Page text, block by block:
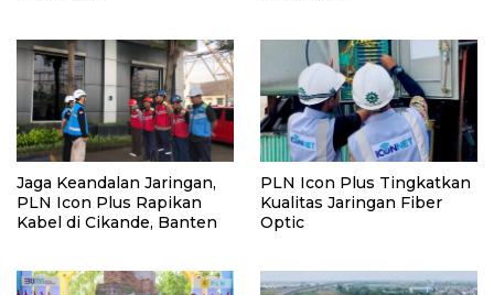
Jaga Keandalan Jaringan,
PLN Icon Plus Rapikan
Kabel di Cikande, Banten
PLN Icon Plus Tingkatkan
Kualitas Jaringan Fiber
Optic